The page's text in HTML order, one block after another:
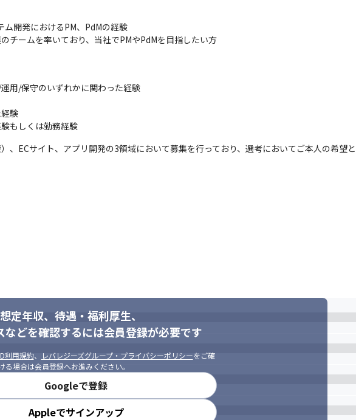
ム開発におけるPM、PdMの経験
チームを率いており、当社でPMやPdMを目指したい方
用/保守のいずれかに関わった経験
験
もしくは勤務経験
、ECサイト、アプリ開発の3領域において募集を行っており、選考においてご本人の希望
れる方
欲のある方
体的にやるべきことを定め動ける方
想定年収、待遇・福利厚生、
などを確認するには会員登録が必要です
利用規約、 レバレジーズグループ・プライバシーポリシーをご確
る場合は会員登録へお進みください。
Googleで登録
Appleでサインアップ